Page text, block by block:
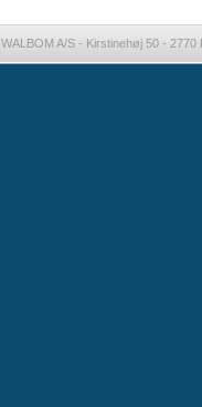
WALBOM A/S - Kirstinehøj 50 -